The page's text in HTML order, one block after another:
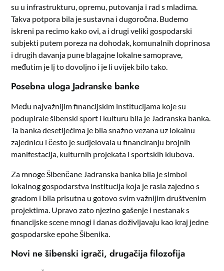
su u infrastrukturu, opremu, putovanja i rad s mladima.
Takva potpora bila je sustavna i dugoročna. Budemo
iskreni pa recimo kako ovi, a i drugi veliki gospodarski
subjekti putem poreza na dohodak, komunalnih doprinosa
i drugih davanja pune blagajne lokalne samoprave,
međutim je lj to dovoljno i je li uvijek bilo tako.
Posebna uloga Jadranske banke
Među najvažnijim financijskim institucijama koje su
podupirale šibenski sport i kulturu bila je Jadranska banka.
Ta banka desetljećima je bila snažno vezana uz lokalnu
zajednicu i često je sudjelovala u financiranju brojnih
manifestacija, kulturnih projekata i sportskih klubova.
Za mnoge Šibenčane Jadranska banka bila je simbol
lokalnog gospodarstva institucija koja je rasla zajedno s
gradom i bila prisutna u gotovo svim važnijim društvenim
projektima. Upravo zato njezino gašenje i nestanak s
financijske scene mnogi i danas doživljavaju kao kraj jedne
gospodarske epohe Šibenika.
Novi ne šibenski igrači, drugačija filozofija